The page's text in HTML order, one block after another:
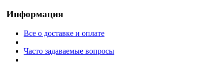
Информация
Все о доставке и оплате
Часто задаваемые вопросы